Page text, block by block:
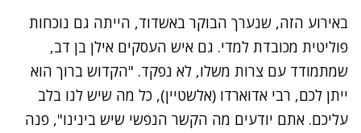
באירוע הזה, שנערך הבוקר באשדוד, הייתה גם נוכחות
פוליטית מכובדת למדי. גם איש העסקים אילן בן דב,
שמתמודד עם צרות משלו, לא נפקד. "הקדוש ברוך הוא
ייתן לכם, רבי אדוארדו (אלשטיין), כל מה שיש לנו בלב
עליכם. אתם יודעים מה הקשר הנפשי שיש בינינו", פנה